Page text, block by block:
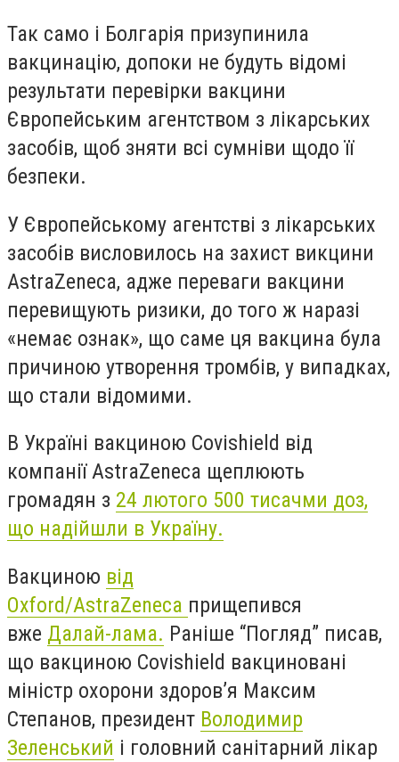
Так само і Болгарія призупинила
вакцинацію, допоки не будуть відомі
результати перевірки вакцини
Європейським агентством з лікарських
засобів, щоб зняти всі сумніви щодо її
безпеки.
У Європейському агентстві з лікарських
засобів висловилось на захист викцини
AstraZeneca, адже переваги вакцини
перевищують ризики, до того ж наразі
«немає ознак», що саме ця вакцина була
причиною утворення тромбів, у випадках,
що стали відомими.
В Україні вакциною Covishield від
компанії AstraZeneca щеплюють
громадян з 24 лютого 500 тисачми доз,
що надійшли в Україну.
Вакциною від
Oxford/AstraZeneca прищепився
вже Далай-лама. Раніше “Погляд” писав,
що вакциною Covishield вакциновані
міністр охорони здоров’я Максим
Степанов, президент Володимир
Зеленський і головний санітарний лікар